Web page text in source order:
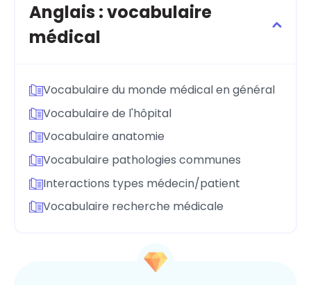
Anglais : vocabulaire
médical
Vocabulaire du monde médical en général
Vocabulaire de l'hôpital
Vocabulaire anatomie
Vocabulaire pathologies communes
Interactions types médecin/patient
Vocabulaire recherche médicale